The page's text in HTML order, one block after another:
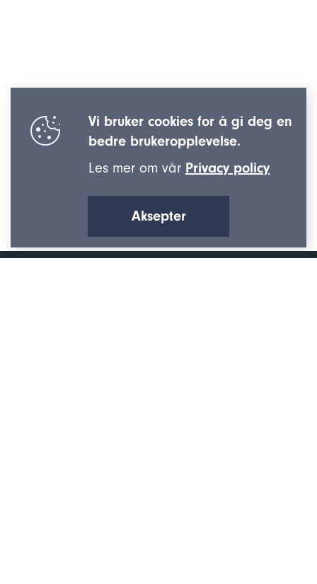
Vi bruker cookies for å gi deg en
bedre brukeropplevelse.
Les mer om vår Privacy policy
Aksepter